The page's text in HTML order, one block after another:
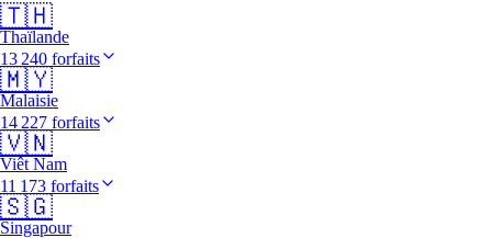
🇹🇭
Thaïlande
13 240 forfaits
🇲🇾
Malaisie
14 227 forfaits
🇻🇳
Viêt Nam
11 173 forfaits
🇸🇬
Singapour